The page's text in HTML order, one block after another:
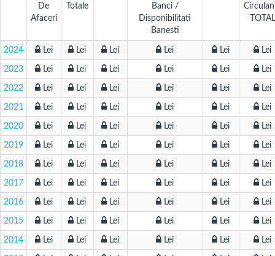
De
Afaceri
Totale
Banci /
Disponibilitati
Banesti
TOTAL
2024 Lei Lei Lei Lei Lei Lei
2023 Lei Lei Lei Lei Lei Lei
2022 Lei Lei Lei Lei Lei Lei
2021 Lei Lei Lei Lei Lei Lei
2020 Lei Lei Lei Lei Lei Lei
2019 Lei Lei Lei Lei Lei Lei
2018 Lei Lei Lei Lei Lei Lei
2017 Lei Lei Lei Lei Lei Lei
2016 Lei Lei Lei Lei Lei Lei
2015 Lei Lei Lei Lei Lei Lei
2014 Lei Lei Lei Lei Lei Lei